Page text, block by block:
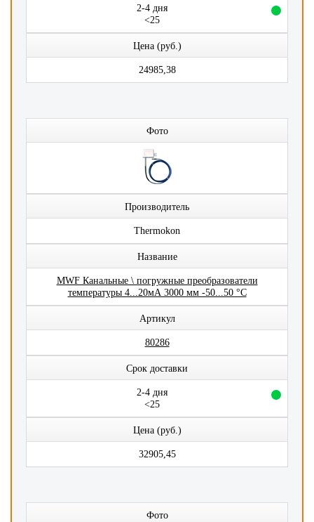
2-4 дня
<25
Цена (руб.)
24985,38
Фото
Производитель
Thermokon
Название
MWF Канальные \ погружные преобразователи
температуры 4...20мА 3000 мм -50...50 °C
Артикул
80286
Срок доставки
2-4 дня
<25
Цена (руб.)
32905,45
Фото